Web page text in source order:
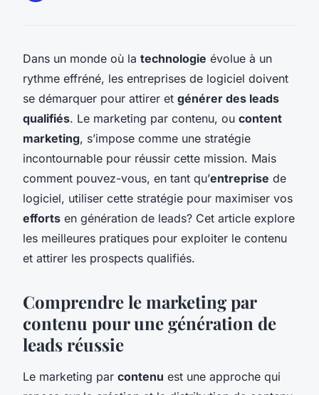
Dans un monde où la technologie évolue à un
rythme effréné, les entreprises de logiciel doivent
se démarquer pour attirer et générer des leads
qualifiés. Le marketing par contenu, ou content
marketing, s’impose comme une stratégie
incontournable pour réussir cette mission. Mais
comment pouvez-vous, en tant qu’entreprise de
logiciel, utiliser cette stratégie pour maximiser vos
efforts en génération de leads? Cet article explore
les meilleures pratiques pour exploiter le contenu
et attirer les prospects qualifiés.
Comprendre le marketing par
contenu pour une génération de
leads réussie
Le marketing par contenu est une approche qui